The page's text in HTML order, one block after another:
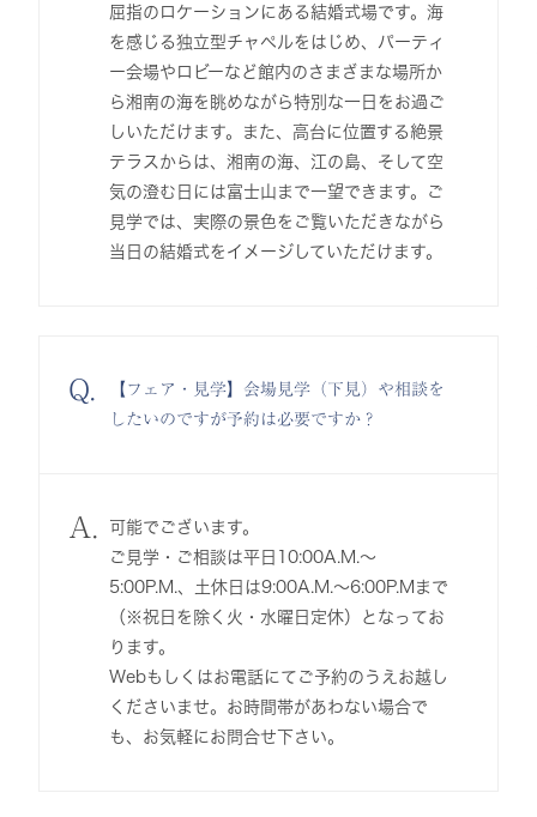
屈指のロケーションにある結婚式場です。海
を感じる独立型チャペルをはじめ、パーティ
ー会場やロビーなど館内のさまざまな場所か
ら湘南の海を眺めながら特別な一日をお過ご
しいただけます。また、高台に位置する絶景
テラスからは、湘南の海、江の島、そして空
気の澄む日には富士山まで一望できます。ご
見学では、実際の景色をご覧いただきながら
当日の結婚式をイメージしていただけます。
Q.
【フェア・見学】会場見学（下見）や相談を
したいのですが予約は必要ですか？
A.
可能でございます。
ご見学・ご相談は平日10:00A.M.～
5:00P.M.、土休日は9:00A.M.～6:00P.Mまで
（※祝日を除く火・水曜日定休）となってお
ります。
Webもしくはお電話にてご予約のうえお越し
くださいませ。お時間帯があわない場合で
も、お気軽にお問合せ下さい。